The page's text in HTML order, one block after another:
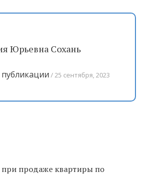
Юрьевна Сохань
25 сентября, 2023
продаже квартиры по